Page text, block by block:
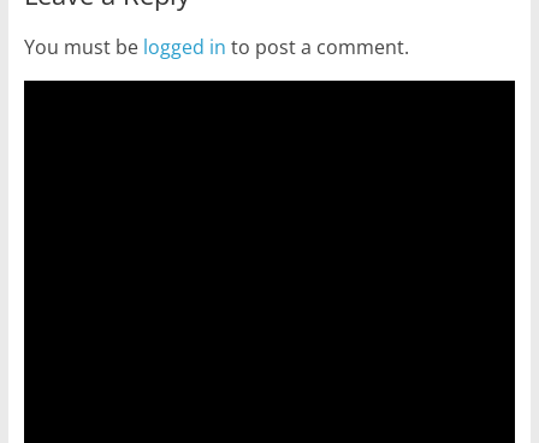
You must be logged in to post a comment.